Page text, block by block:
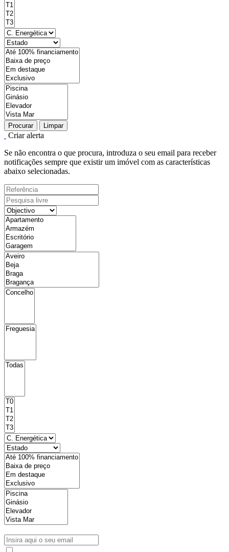
Procurar Limpar
Criar alerta
Se não encontra o que procura, introduza o seu email para receber
notificações sempre que existir um imóvel com as características
abaixo selecionadas.